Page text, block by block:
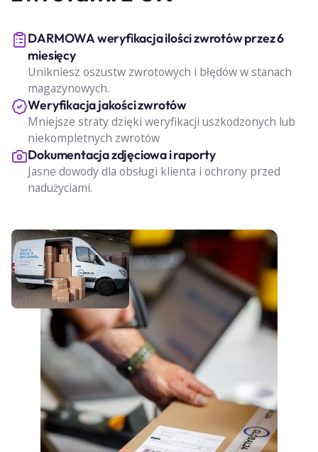
DARMOWA weryfikacja ilości zwrotów przez 6
miesięcy
Unikniesz oszustw zwrotowych i błędów w stanach
magazynowych.
Weryfikacja jakości zwrotów
Mniejsze straty dzięki weryfikacji uszkodzonych lub
niekompletnych zwrotów
Dokumentacja zdjęciowa i raporty
Jasne dowody dla obsługi klienta i ochrony przed
nadużyciami.